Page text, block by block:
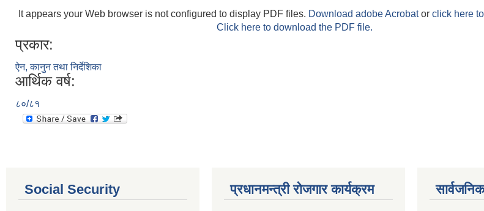
It appears your Web browser is not configured to display PDF files. Download adobe Acrobator click here
Click here to download the PDF file.
प्रकार:
ऐन, कानुन तथा निर्देशिका
आर्थिक वर्ष:
८०/८१
Social Security प्रधानमन्त्री रोजगार कार्यक्रम